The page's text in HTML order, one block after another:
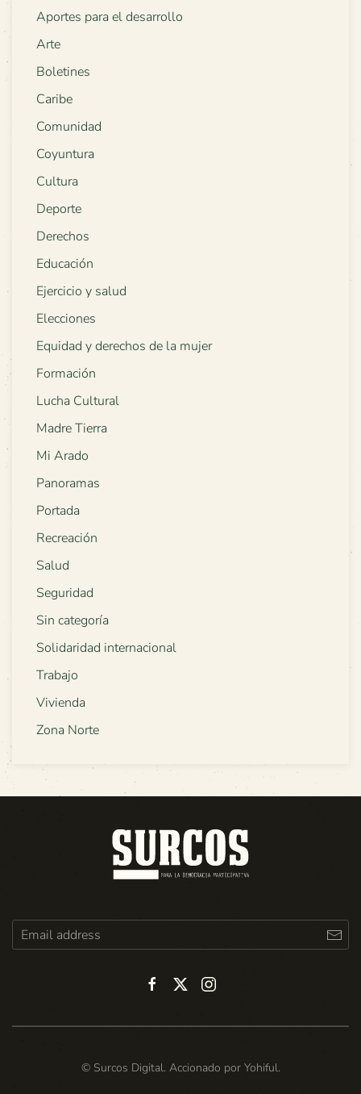
Aportes para el desarrollo
Arte
Boletines
Caribe
Comunidad
Coyuntura
Cultura
Deporte
Derechos
Educación
Ejercicio y salud
Elecciones
Equidad y derechos de la mujer
Formación
Lucha Cultural
Madre Tierra
Mi Arado
Panoramas
Portada
Recreación
Salud
Seguridad
Sin categoría
Solidaridad internacional
Trabajo
Vivienda
Zona Norte
© Surcos Digital. Accionado por Yohiful.